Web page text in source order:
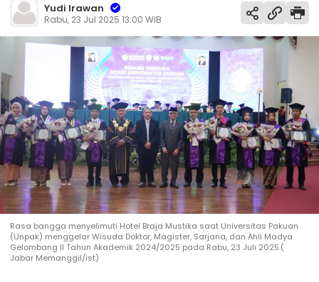
Yudi Irawan
Rabu, 23 Jul 2025 13:00 WIB
Rasa bangga menyelimuti Hotel Braja Mustika saat Universitas Pakuan
(Unpak) menggelar Wisuda Doktor, Magister, Sarjana, dan Ahli Madya
Gelombang II Tahun Akademik 2024/2025 pada Rabu, 23 Juli 2025.(
Jabar Memanggil/ist)